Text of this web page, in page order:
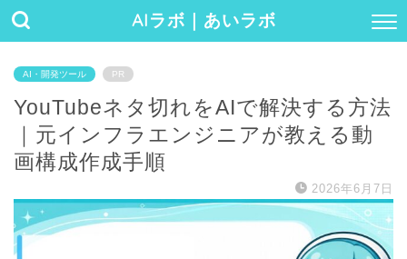
AIラボ｜あいラボ
AI・開発ツール PR
YouTubeネタ切れをAIで解決する方法
｜元インフラエンジニアが教える動
画構成作成手順
2026年6月7日